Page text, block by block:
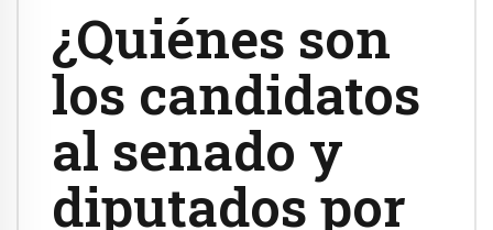
¿Quiénes son
los candidatos
al senado y
diputados por